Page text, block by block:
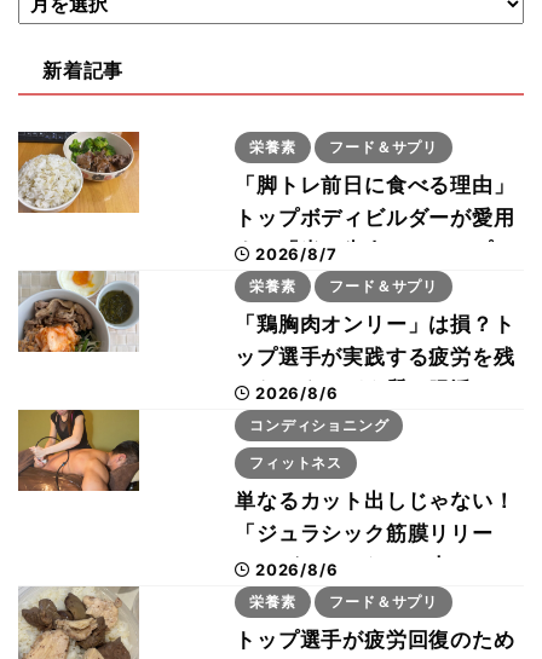
新着記事
栄養素 フード＆サプリ
「脚トレ前日に食べる理由」
トップボディビルダーが愛用
する「米＋牛肉」のシンプル
回復メシとは？
2026/8/7
栄養素 フード＆サプリ
「鶏胸肉オンリー」は損？ト
ップ選手が実践する疲労を残
さないタンパク質＆腸活コン
ボ
2026/8/6
コンディショニング
フィットネス
単なるカット出しじゃない！
「ジュラシック筋膜リリー
ス」が口コミだけで大ヒット
した納得の理由 木澤大祐が
解説
2026/8/6
栄養素 フード＆サプリ
トップ選手が疲労回復のため